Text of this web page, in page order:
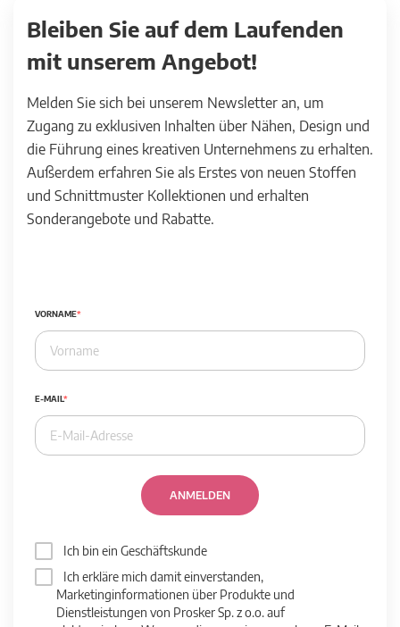
Bleiben Sie auf dem Laufenden
mit unserem Angebot!
Melden Sie sich bei unserem Newsletter an, um
Zugang zu exklusiven Inhalten über Nähen, Design und
die Führung eines kreativen Unternehmens zu erhalten.
Außerdem erfahren Sie als Erstes von neuen Stoffen
und Schnittmuster Kollektionen und erhalten
Sonderangebote und Rabatte.
VORNAME
E-MAIL
ANMELDEN
Ich bin ein Geschäftskunde
Ich erkläre mich damit einverstanden,
Marketinginformationen über Produkte und
Dienstleistungen von Prosker Sp. z o.o. auf